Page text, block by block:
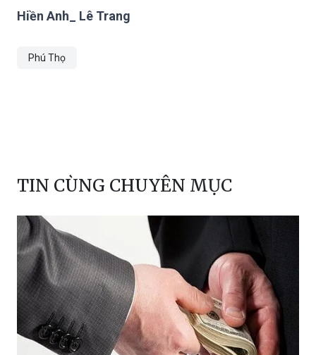
Hiền Anh_ Lê Trang
Phú Thọ
TIN CÙNG CHUYÊN MỤC